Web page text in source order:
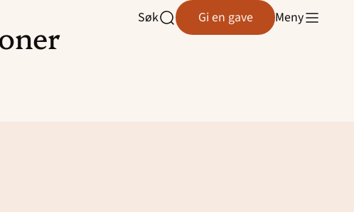
Åpne
Søk Gi en gave Meny